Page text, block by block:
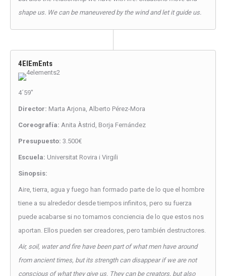
shape us. We can be maneuvered by the wind and let it guide us.
4ElEmEnts
4´59″
Director: Marta Arjona, Alberto Pérez-Mora
Coreografía: Anita Àstrid, Borja Fernández
Presupuesto: 3.500€
Escuela: Universitat Rovira i Virgili
Sinopsis:
Aire, tierra, agua y fuego han formado parte de lo que el hombre
tiene a su alrededor desde tiempos infinitos, pero su fuerza
puede acabarse si no tomamos conciencia de lo que estos nos
aportan. Ellos pueden ser creadores, pero también destructores.
Air, soil, water and fire have been part of what men have around
from ancient times, but its strength can disappear if we are not
conscious of what they give us. They can be creators, but also